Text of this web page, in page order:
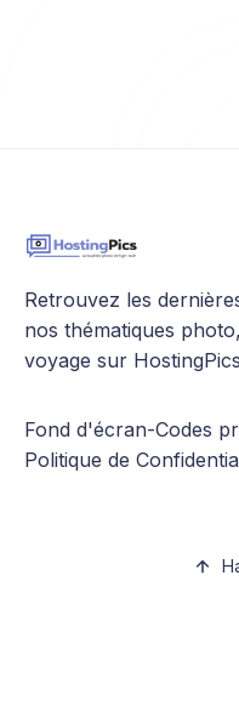
Retrouvez les
nos thématiques
voyage sur
Fond d'écran-Codes
Politique de